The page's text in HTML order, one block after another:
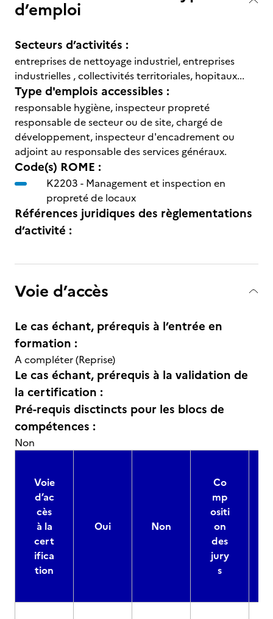
d’emploi
Secteurs d’activités :
entreprises de nettoyage industriel, entreprises
industrielles , collectivités territoriales, hopitaux...
Type d'emplois accessibles :
responsable hygiène, inspecteur propreté
responsable de secteur ou de site, chargé de
développement, inspecteur d'encadrement ou
adjoint au responsable des services généraux.
Code(s) ROME :
K2203 - Management et inspection en
propreté de locaux
Références juridiques des règlementations
d’activité :
Voie d’accès
Le cas échant, prérequis à l’entrée en
formation :
A compléter (Reprise)
Le cas échant, prérequis à la validation de
la certification :
Pré-requis disctincts pour les blocs de
compétences :
Non
Voie
d’ac
cès
à la
cert
ifica
tion
Oui Non
Co
mp
ositi
on
des
jury
s